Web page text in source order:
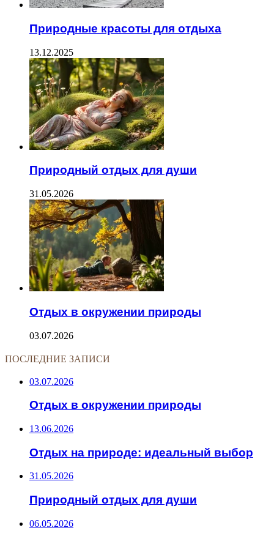
Природные красоты для отдыха
13.12.2025
Природный отдых для души
31.05.2026
Отдых в окружении природы
03.07.2026
ПОСЛЕДНИЕ ЗАПИСИ
03.07.2026
Отдых в окружении природы
13.06.2026
Отдых на природе: идеальный выбор
31.05.2026
Природный отдых для души
06.05.2026